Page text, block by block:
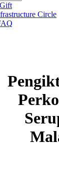
Circle